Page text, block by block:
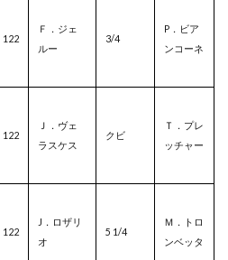
122
Ｆ．ジェ
ルー
3/4
P．ビア
ンコーネ
122
Ｊ．ヴェ
ラスケス
クビ
Ｔ．プレ
ッチャー
122
J．ロザリ
オ
5 1/4
Ｍ．トロ
ンベッタ